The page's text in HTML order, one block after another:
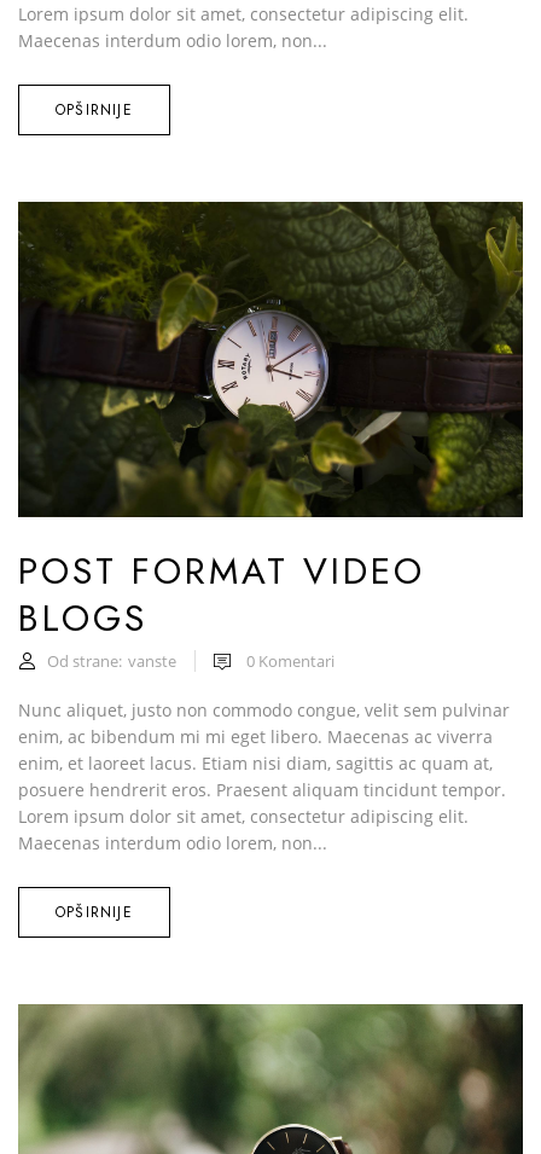
Lorem ipsum dolor sit amet, consectetur adipiscing elit.
Maecenas interdum odio lorem, non...
OPŠIRNIJE
POST FORMAT VIDEO
BLOGS
Od strane: vanste 0 Komentari
Nunc aliquet, justo non commodo congue, velit sem pulvinar
enim, ac bibendum mi mi eget libero. Maecenas ac viverra
enim, et laoreet lacus. Etiam nisi diam, sagittis ac quam at,
posuere hendrerit eros. Praesent aliquam tincidunt tempor.
Lorem ipsum dolor sit amet, consectetur adipiscing elit.
Maecenas interdum odio lorem, non...
OPŠIRNIJE